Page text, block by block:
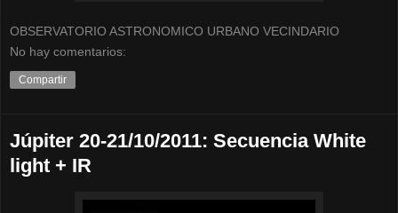
OBSERVATORIO ASTRONOMICO URBANO VECINDARIO
No hay comentarios:
Compartir
Júpiter 20-21/10/2011: Secuencia White
light + IR